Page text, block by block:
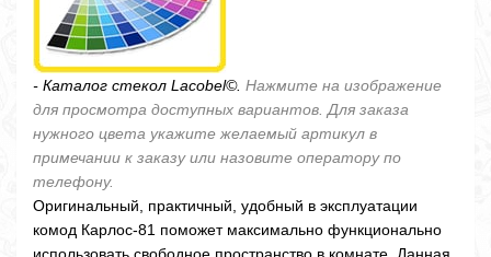
- Каталог стекол Lacobel©. Нажмите на изображение
для просмотра доступных вариантов. Для заказа
нужного цвета укажите желаемый артикул в
примечании к заказу или назовите оператору по
телефону.
Оригинальный, практичный, удобный в эксплуатации
комод Карлос-81 поможет максимально функционально